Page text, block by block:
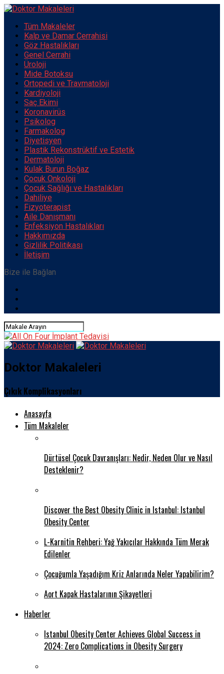
Tüm Makaleler
Kalp ve Damar Cerrahisi
Göz Hastalıkları
Genel Cerrahi
Üroloji
Mide Botoksu
Ortopedi ve Travmatoloji
Kardiyoloji
Saç Ekimi
Koronavirüs
Psikolog
Farmakolog
Diyetisyen
Plastik Rekonstrüktif ve Estetik
Dermatoloji
Kulak Burun Boğaz
Çocuk Onkoloji
Çocuk Sağlığı ve Hastalıkları
Dahiliye
Fizyoterapist
Aile Danışmanı
Enfeksiyon Hastalıkları
Hakkımızda
Gizlilik Politikası
İletişim
Bize ile Bağlan
Doktor Makaleleri
Çıkık Komplikasyonları
Anasayfa
Tüm Makaleler
Dürtüsel Çocuk Davranışları: Nedir, Neden Olur ve Nasıl
Desteklenir?
Discover the Best Obesity Clinic in Istanbul: Istanbul
Obesity Center
L-Karnitin Rehberi: Yağ Yakıcılar Hakkında Tüm Merak
Edilenler
Çocuğumla Yaşadığım Kriz Anlarında Neler Yapabilirim?
Aort Kapak Hastalarının Şikayetleri
Haberler
Istanbul Obesity Center Achieves Global Success in
2024: Zero Complications in Obesity Surgery